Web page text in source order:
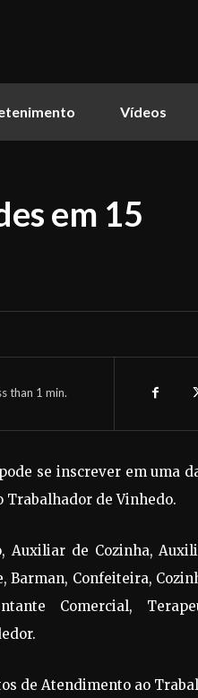
Vídeos
em 15
than 1 min.
se inscrever em uma
Trabalhador de Vinhedo.
Auxiliar de Cozinha,
Confeiteira,
Comercial,
de Atendimento ao